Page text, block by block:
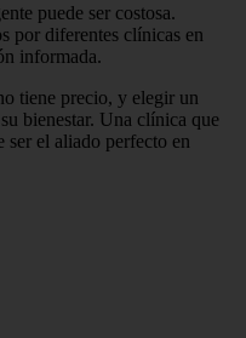
puede ser costosa.
por diferentes clínicas en
informada.
tiene precio, y elegir un
bienestar. Una clínica que
ser el aliado perfecto en